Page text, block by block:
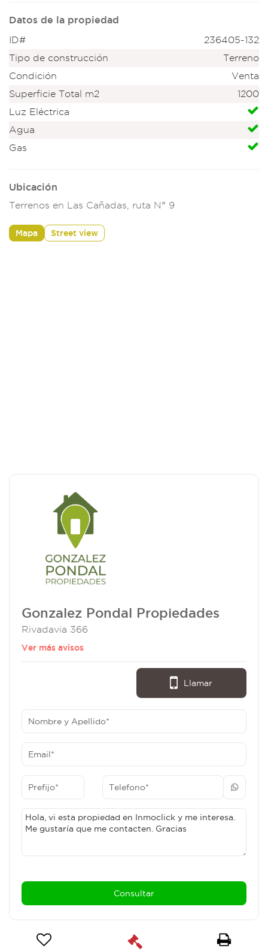
Datos de la propiedad
ID#
236405-132
Tipo de construcción
Terreno
Condición
Venta
Superficie Total m2
1200
Luz Eléctrica
Agua
Gas
Ubicación
Terrenos en Las Cañadas, ruta N° 9
Mapa Street view
Gonzalez Pondal Propiedades
Rivadavia 366
Ver más avisos
Llamar